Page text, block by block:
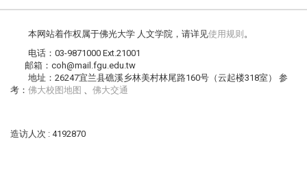
本网站着作权属于佛光大学 人文学院，请详见使用规则 。
电话：03-9871000 Ext.21001
邮箱：coh@mail.fgu.edu.tw
地址：26247宜兰县礁溪乡林美村林尾路160号（云起楼318室） 参
考： 佛大校图地图 、 佛大交通
造访人次 : 4192870